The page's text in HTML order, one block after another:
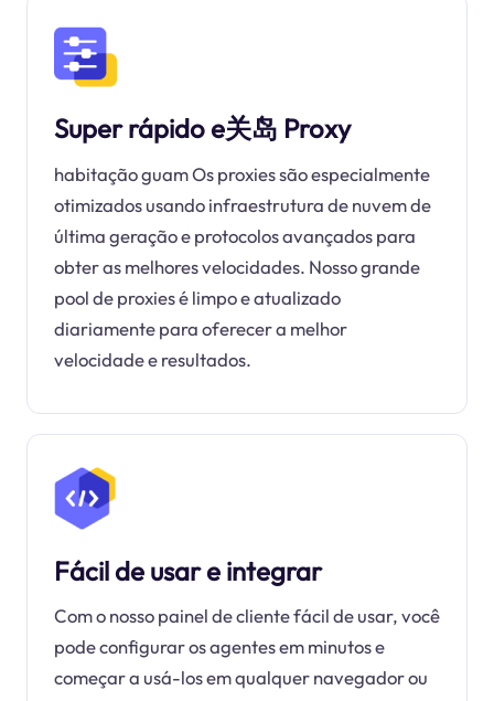
Super rápido e关岛 Proxy
habitação guam Os proxies são especialmente
otimizados usando infraestrutura de nuvem de
última geração e protocolos avançados para
obter as melhores velocidades. Nosso grande
pool de proxies é limpo e atualizado
diariamente para oferecer a melhor
velocidade e resultados.
Fácil de usar e integrar
Com o nosso painel de cliente fácil de usar, você
pode configurar os agentes em minutos e
começar a usá-los em qualquer navegador ou